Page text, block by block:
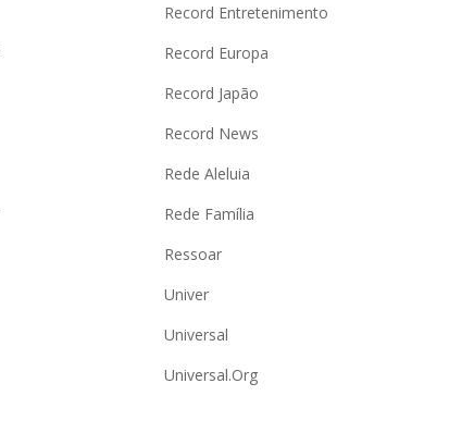
Record Entretenimento
Record Europa
Record Japão
Record News
Rede Aleluia
Rede Família
Ressoar
Univer
Universal
Universal.Org